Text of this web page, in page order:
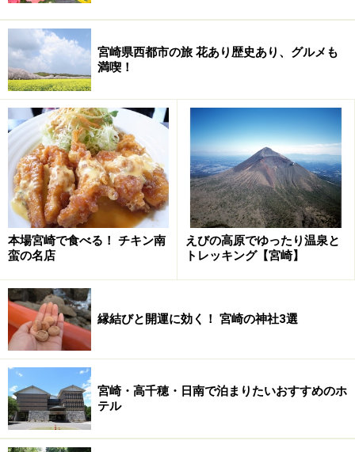
豫章館（よしょうかん）、松尾丸、飫肥城
歴史資料館
■豫章館
風格と気品あふれる豫章館玄関
「豫章館」は、飫肥城藩主であった伊東家が飫肥城から
移り住んだ邸宅で、明治2年（1869年）に建てられまし
た。当時は大きな楠（クスノキ）があり、この楠を「予
章木」とも呼んだことから「豫章館」と名づけられまし
た。
宮崎県西都市の旅 花あり歴史あり、グルメも
満喫！
本場宮崎で食べる！ チキン南
蛮の名店
えびの高原でゆったり温泉と
トレッキング【宮崎】
縁結びと開運に効く！ 宮崎の神社3選
宮崎・高千穂・日南で泊まりたいおすすめのホ
テル